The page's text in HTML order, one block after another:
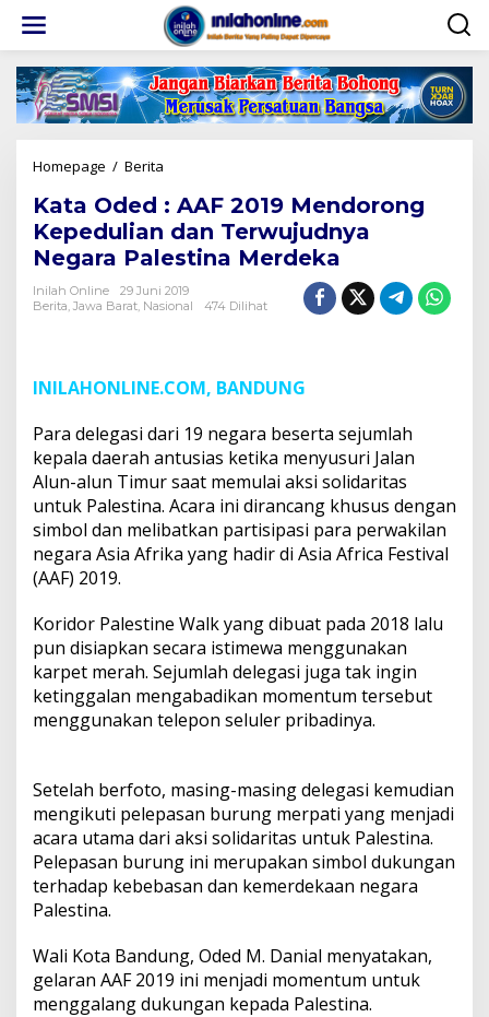
konten
Homepage / Berita
:
AAF
2019
Mendorong
Kepedulian
dan
Merdeka
Kata Oded : AAF 2019 Mendorong
Kepedulian dan Terwujudnya
Negara Palestina Merdeka
Inilah Online
29 Juni 2019
Berita Jawa Barat Nasional 474 Dilihat
INILAHONLINE.COM, BANDUNG
Para delegasi dari 19 negara beserta sejumlah
kepala daerah antusias ketika menyusuri Jalan
Alun-alun Timur saat memulai aksi solidaritas
untuk Palestina. Acara ini dirancang khusus dengan
simbol dan melibatkan partisipasi para perwakilan
negara Asia Afrika yang hadir di Asia Africa Festival
(AAF) 2019.
Koridor Palestine Walk yang dibuat pada 2018 lalu
pun disiapkan secara istimewa menggunakan
karpet merah. Sejumlah delegasi juga tak ingin
ketinggalan mengabadikan momentum tersebut
menggunakan telepon seluler pribadinya.
Setelah berfoto, masing-masing delegasi kemudian
mengikuti pelepasan burung merpati yang menjadi
acara utama dari aksi solidaritas untuk Palestina.
Pelepasan burung ini merupakan simbol dukungan
terhadap kebebasan dan kemerdekaan negara
Palestina.
Wali Kota Bandung, Oded M. Danial menyatakan,
gelaran AAF 2019 ini menjadi momentum untuk
menggalang dukungan kepada Palestina.